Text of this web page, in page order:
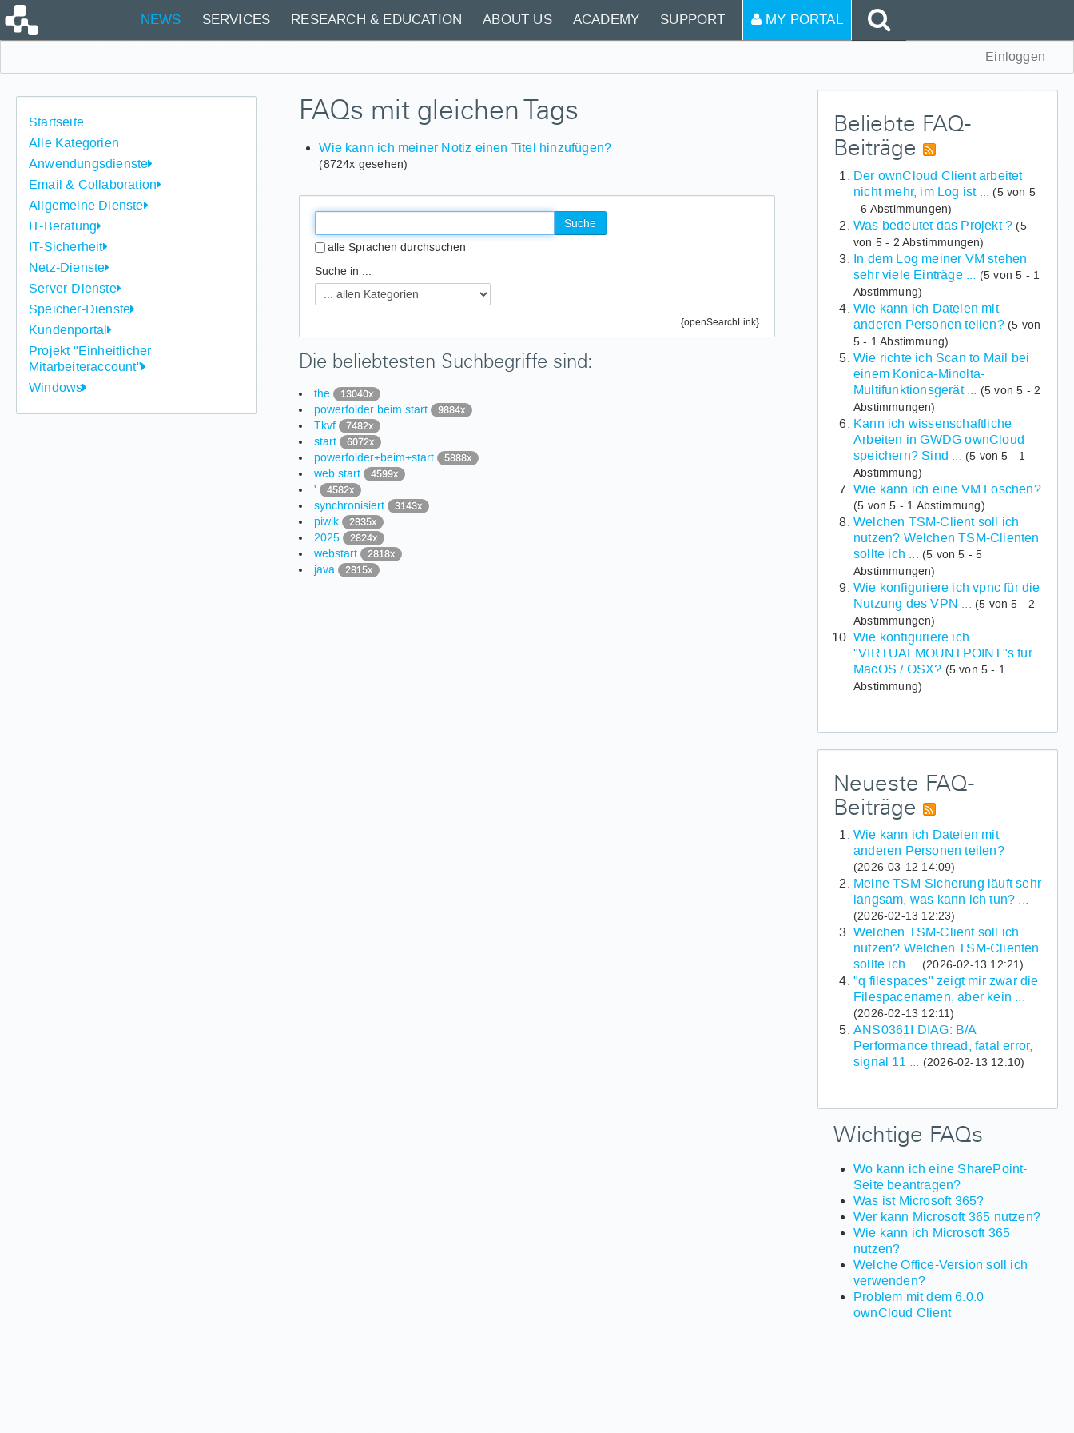
NEWS SERVICES RESEARCH & EDUCATION ABOUT US ACADEMY SUPPORT MY PORTAL
Einloggen
Startseite
Alle Kategorien
Anwendungsdienste
Email & Collaboration
Allgemeine Dienste
IT-Beratung
IT-Sicherheit
Netz-Dienste
Server-Dienste
Speicher-Dienste
Kundenportal
Projekt "Einheitlicher
Mitarbeiteraccount"
Windows
FAQs mit gleichen Tags
Wie kann ich meiner Notiz einen Titel hinzufügen?
(8724x gesehen)
Suche
alle Sprachen durchsuchen
Suche in ...
{openSearchLink}
Die beliebtesten Suchbegriffe sind:
the 13040x
powerfolder beim start 9884x
Tkvf 7482x
start 6072x
powerfolder+beim+start 5888x
web start 4599x
' 4582x
synchronisiert 3143x
piwik 2835x
2025 2824x
webstart 2818x
java 2815x
Beliebte FAQ-
Beiträge
Der ownCloud Client arbeitet
nicht mehr, im Log ist ...
(5 von 5
- 6 Abstimmungen)
Was bedeutet das Projekt ? (5
von 5 - 2 Abstimmungen)
In dem Log meiner VM stehen
sehr viele Einträge ...
(5 von 5 - 1
Abstimmung)
Wie kann ich Dateien mit
anderen Personen teilen? (5 von
5 - 1 Abstimmung)
Wie richte ich Scan to Mail bei
einem Konica-Minolta-
Multifunktionsgerät ...
(5 von 5 - 2
Abstimmungen)
Kann ich wissenschaftliche
Arbeiten in GWDG ownCloud
speichern? Sind ...
(5 von 5 - 1
Abstimmung)
Wie kann ich eine VM Löschen?
(5 von 5 - 1 Abstimmung)
Welchen TSM-Client soll ich
nutzen? Welchen TSM-Clienten
sollte ich ...
(5 von 5 - 5
Abstimmungen)
Wie konfiguriere ich vpnc für die
Nutzung des VPN ...
(5 von 5 - 2
Abstimmungen)
Wie konfiguriere ich
"VIRTUALMOUNTPOINT"s für
MacOS / OSX? (5 von 5 - 1
Abstimmung)
Neueste FAQ-
Beiträge
Wie kann ich Dateien mit
anderen Personen teilen?
(2026-03-12 14:09)
Meine TSM-Sicherung läuft sehr
langsam, was kann ich tun? ...
(2026-02-13 12:23)
Welchen TSM-Client soll ich
nutzen? Welchen TSM-Clienten
sollte ich ...
(2026-02-13 12:21)
"q filespaces" zeigt mir zwar die
Filespacenamen, aber kein ...
(2026-02-13 12:11)
ANS0361I DIAG: B/A
Performance thread, fatal error,
signal 11 ...
(2026-02-13 12:10)
Wichtige FAQs
Wo kann ich eine SharePoint-
Seite beantragen?
Was ist Microsoft 365?
Wer kann Microsoft 365 nutzen?
Wie kann ich Microsoft 365
nutzen?
Welche Office-Version soll ich
verwenden?
Problem mit dem 6.0.0
ownCloud Client